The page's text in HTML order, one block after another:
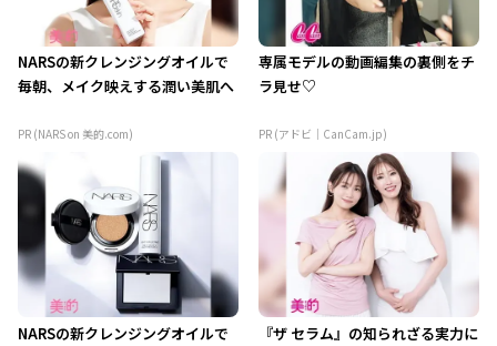
NARSの新クレンジングオイルで
毎朝、メイク映えする潤い美肌へ
PR (NARS on 美的.com)
専属モデルの動画編集の裏側をチ
ラ見せ♡
PR (アドビ｜CanCam.jp)
NARSの新クレンジングオイルで
『ザ セラム』の知られざる実力に